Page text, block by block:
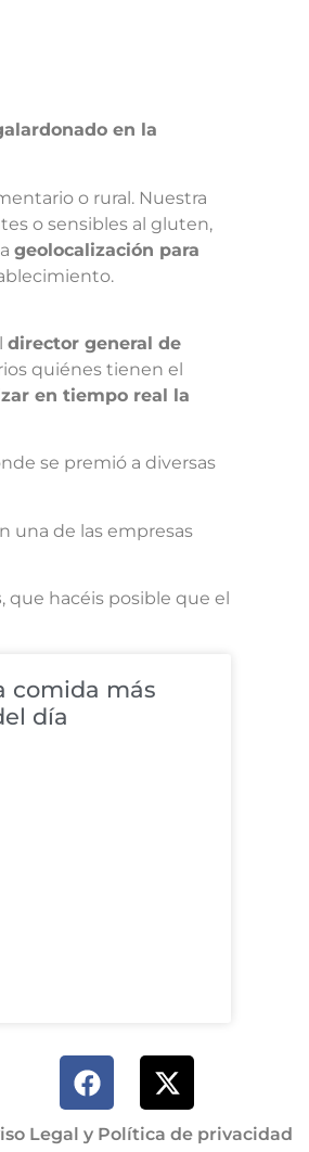
en la
o rural. Nuestra
o sensibles al gluten,
geolocalización para
director general de
quiénes tienen el
en tiempo real la
se premió a diversas
una de las empresas
, que hacéis posible que el
comida más
día
Legal y Política de privacidad